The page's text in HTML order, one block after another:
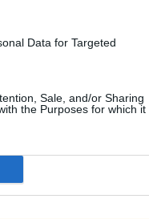
Data for Targeted
Sale, and/or Sharing
the Purposes for which it
două tipuri de
Javelin. Ambele au
când au doborât sute
Experți militari pun pe
rusești, care n-au
era de așteptat.